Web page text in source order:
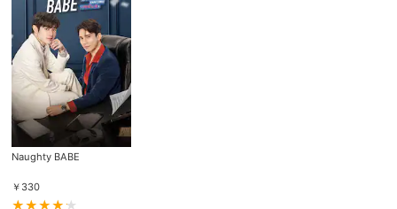
Naughty BABE
￥ 330